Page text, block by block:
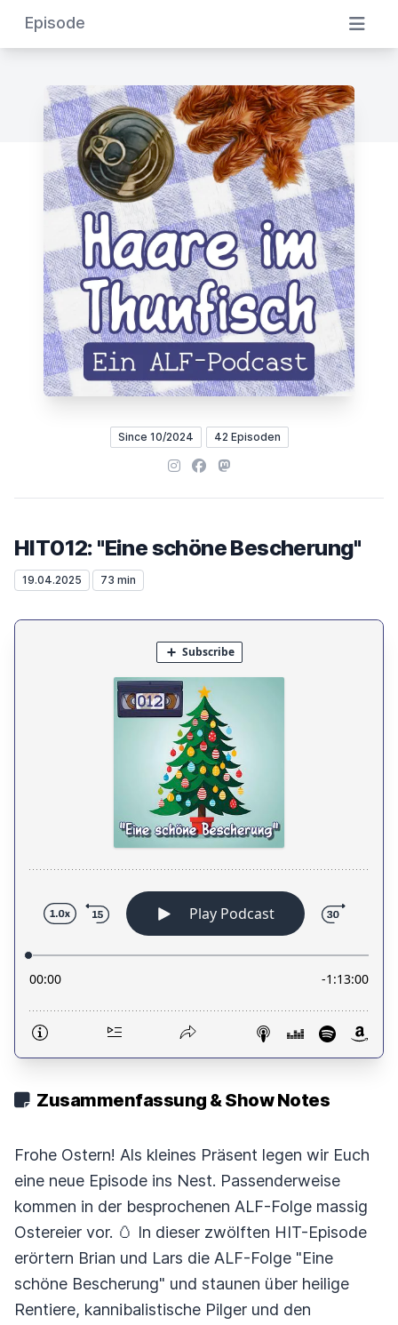
Episode
Since 10/2024 42 Episoden
Instagram
FacebookMastodon
HIT012: "Eine schöne Bescherung"
19.04.2025 73 min
Zusammenfassung & Show Notes
Frohe Ostern! Als kleines Präsent legen wir Euch
eine neue Episode ins Nest. Passenderweise
kommen in der besprochenen ALF-Folge massig
Ostereier vor. 🥚 In dieser zwölften HIT-Episode
erörtern Brian und Lars die ALF-Folge "Eine
schöne Bescherung" und staunen über heilige
Rentiere, kannibalistische Pilger und den